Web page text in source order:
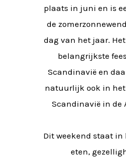
plaats in juni en is
de
dag van het jaar.
belangrijkste
Scandinavië en
natuurlijk ook in
Scandinavië in de
Dit weekend staat in
eten,